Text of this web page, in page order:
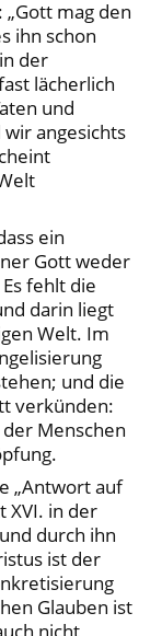
mag den
ihn schon
der
lächerlich
und
angesichts
ein
Gott weder
fehlt die
darin liegt
Welt. Im
und die
verkünden:
Menschen
„Antwort auf
XVI. in der
durch ihn
ist der
Glauben ist